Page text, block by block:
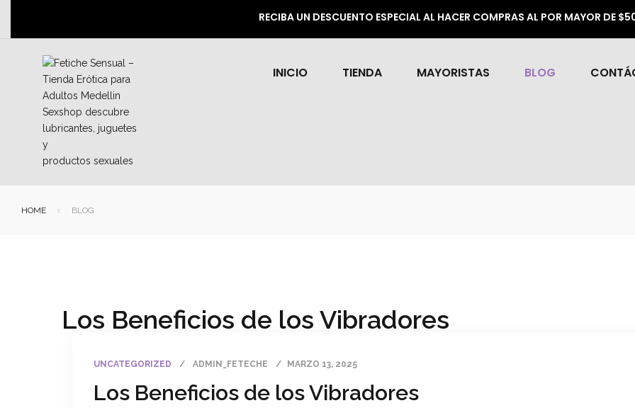
RECIBA UN DESCUENTO ESPECIAL AL HACER COMPRAS AL POR MAYOR DE
INICIO TIENDA MAYORISTAS BLOG
HOME BLOG
Los Beneficios de los Vibradores
UNCATEGORIZED ADMIN_FETECHE MARZO 13, 2025
Los Beneficios de los Vibradores